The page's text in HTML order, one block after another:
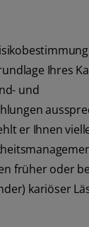
Ihres
und
er Ihnen
früher oder
kariöser